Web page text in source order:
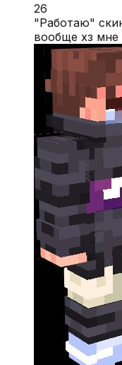
26
"Работаю"
вообще хз мне